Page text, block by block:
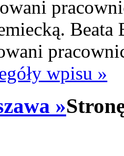
Beata
wpisu »
»